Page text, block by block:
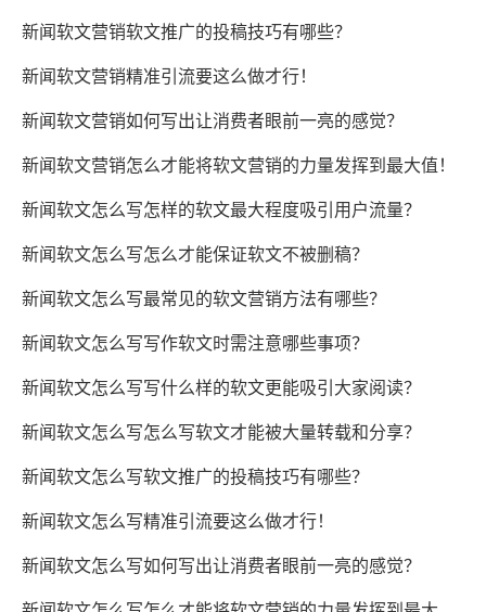
新闻软文营销软文推广的投稿技巧有哪些？
新闻软文营销精准引流要这么做才行！
新闻软文营销如何写出让消费者眼前一亮的感觉？
新闻软文营销怎么才能将软文营销的力量发挥到最大值！
新闻软文怎么写怎样的软文最大程度吸引用户流量？
新闻软文怎么写怎么才能保证软文不被删稿？
新闻软文怎么写最常见的软文营销方法有哪些？
新闻软文怎么写写作软文时需注意哪些事项？
新闻软文怎么写写什么样的软文更能吸引大家阅读？
新闻软文怎么写怎么写软文才能被大量转载和分享？
新闻软文怎么写软文推广的投稿技巧有哪些？
新闻软文怎么写精准引流要这么做才行！
新闻软文怎么写如何写出让消费者眼前一亮的感觉？